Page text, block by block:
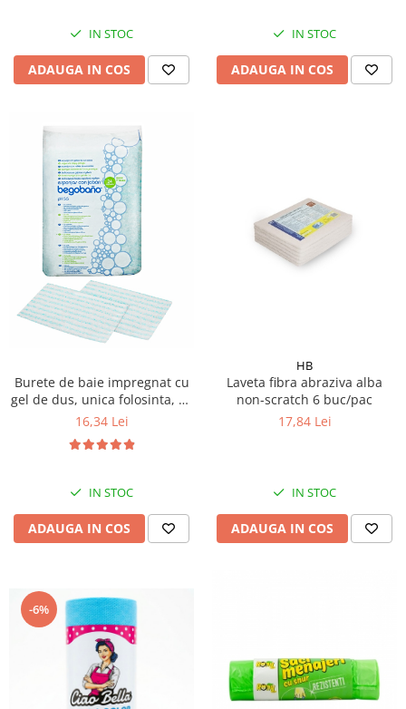
IN STOC
ADAUGA IN COS
IN STOC
ADAUGA IN COS
Burete de baie impregnat cu
gel de dus, unica folosinta, 24
buc/ pachet
16,34 Lei
IN STOC
ADAUGA IN COS
HB
Laveta fibra abraziva alba
non-scratch 6 buc/pac
17,84 Lei
IN STOC
ADAUGA IN COS
-6%